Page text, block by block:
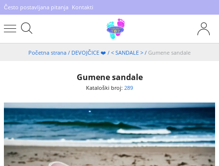
Često postavljana pitanja Kontakti
Početna strana / DEVOJČICE ❤️ / < SANDALE > / Gumene sandale
Gumene sandale
Kataloški broj: 289